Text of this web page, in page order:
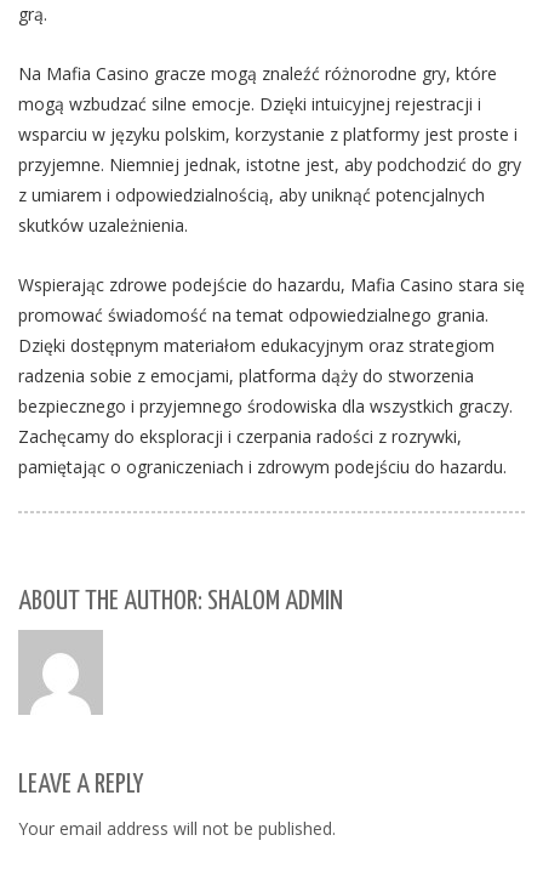
grą.
Na Mafia Casino gracze mogą znaleźć różnorodne gry, które
mogą wzbudzać silne emocje. Dzięki intuicyjnej rejestracji i
wsparciu w języku polskim, korzystanie z platformy jest proste i
przyjemne. Niemniej jednak, istotne jest, aby podchodzić do gry
z umiarem i odpowiedzialnością, aby uniknąć potencjalnych
skutków uzależnienia.
Wspierając zdrowe podejście do hazardu, Mafia Casino stara się
promować świadomość na temat odpowiedzialnego grania.
Dzięki dostępnym materiałom edukacyjnym oraz strategiom
radzenia sobie z emocjami, platforma dąży do stworzenia
bezpiecznego i przyjemnego środowiska dla wszystkich graczy.
Zachęcamy do eksploracji i czerpania radości z rozrywki,
pamiętając o ograniczeniach i zdrowym podejściu do hazardu.
ABOUT THE AUTHOR: SHALOM ADMIN
LEAVE A REPLY
Your email address will not be published.